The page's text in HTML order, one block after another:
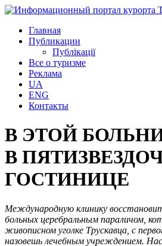
Главная
Публикации
Публікації
Все о туризме
Реклама
UA
ENG
Контакты
В ЭТОЙ
В
ГОСТИНИЦЕ
Международную клинику
больных церебральным параличом,
живописном уголке Трускавца, с
назовешь лечебным учреждением.